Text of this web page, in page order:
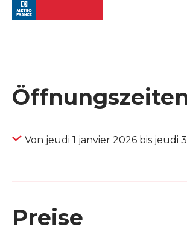
Von jeudi 1 janvier 2026 bis jeudi
Preise